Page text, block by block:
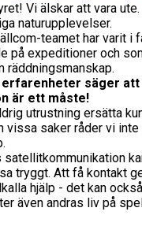
Vi älskar att vara
naturupplevelser.
teamet har varit i
på expeditioner och
räddningsmanskap.
erfarenheter säger att
är ett måste!
utrustning ersätta
vissa saker råder vi inte
satellitkommunikation
tryggt. Att få kontakt
hjälp - det kan
även andras liv på